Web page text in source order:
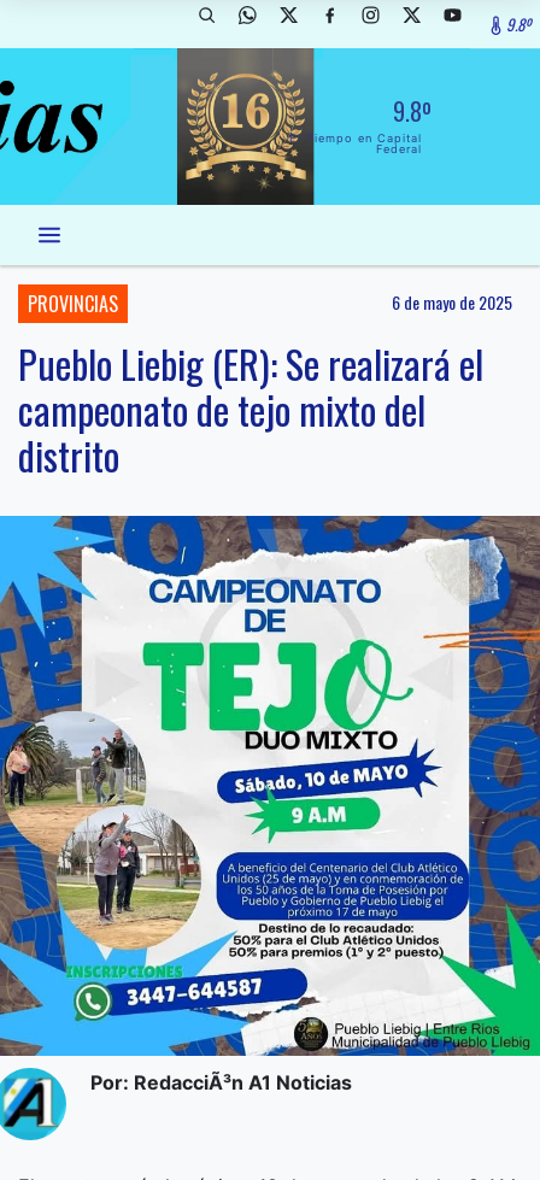
9.8º
9.8º
El Tiempo en Capital
Federal
PROVINCIAS 6 de mayo de 2025
Pueblo Liebig (ER): Se realizará el
campeonato de tejo mixto del
distrito
Por: RedacciÃ³n A1 Noticias